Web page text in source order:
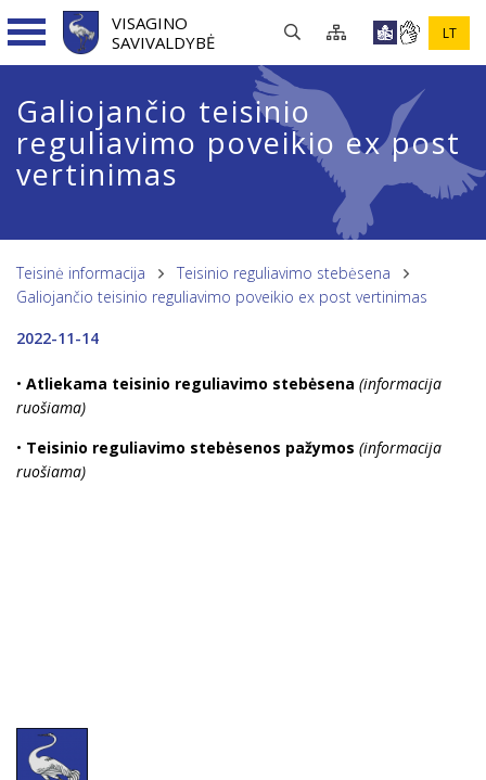
VISAGINO
SAVIVALDYBĖ
LT
Galiojančio teisinio
reguliavimo poveikio ex post
vertinimas
Teisinė informacija
Teisinio reguliavimo stebėsena
Galiojančio teisinio reguliavimo poveikio ex post vertinimas
2022-11-14
• Atliekama teisinio reguliavimo stebėsena (informacija
ruošiama)
• Teisinio reguliavimo stebėsenos pažymos (informacija
ruošiama)